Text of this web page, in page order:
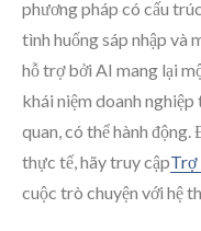
phương pháp có cấu
tình huống sáp nhập và
hỗ trợ bởi AI mang lại
khái niệm doanh
quan, có thể hành
thực tế, hãy truy cập
cuộc trò chuyện với hệ